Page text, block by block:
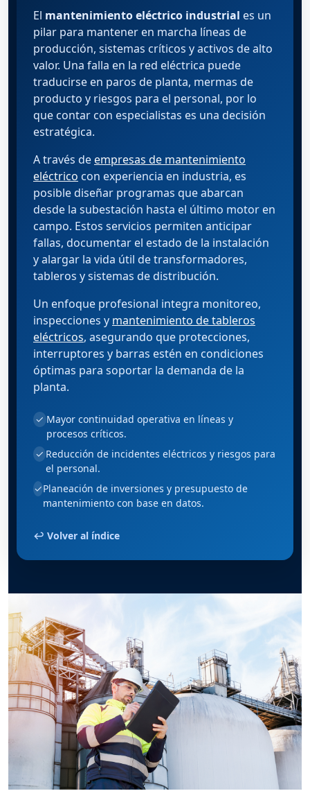
El mantenimiento eléctrico industrial es un
pilar para mantener en marcha líneas de
producción, sistemas críticos y activos de alto
valor. Una falla en la red eléctrica puede
traducirse en paros de planta, mermas de
producto y riesgos para el personal, por lo
que contar con especialistas es una decisión
estratégica.
A través deempresas de mantenimiento
eléctrico con experiencia en industria, es
posible diseñar programas que abarcan
desde la subestación hasta el último motor en
campo. Estos servicios permiten anticipar
fallas, documentar el estado de la instalación
y alargar la vida útil de transformadores,
tableros y sistemas de distribución.
Un enfoque profesional integra monitoreo,
inspecciones y mantenimiento de tableros
eléctricos, asegurando que protecciones,
interruptores y barras estén en condiciones
óptimas para soportar la demanda de la
planta.
✓ Mayor continuidad operativa en líneas y
procesos críticos.
✓Reducción de incidentes eléctricos y riesgos para
el personal.
✓Planeación de inversiones y presupuesto de
mantenimiento con base en datos.
↩ Volver al índice